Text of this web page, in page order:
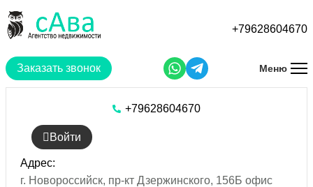
основному
Заказать звонок
+79628604670
Меню
+79628604670
Войти
Адрес:
г. Новороссийск, пр-кт Дзержинского, 156Б офис